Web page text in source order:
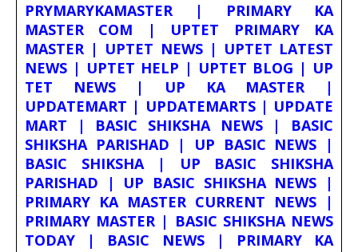
PRYMARYKAMASTER | PRIMARY KA
MASTER COM | UPTET PRIMARY KA
MASTER | UPTET NEWS | UPTET LATEST
NEWS | UPTET HELP | UPTET BLOG | UP
TET NEWS | UP KA MASTER |
UPDATEMART | UPDATEMARTS | UPDATE
MART | BASIC SHIKSHA NEWS | BASIC
SHIKSHA PARISHAD | UP BASIC NEWS |
BASIC SHIKSHA | UP BASIC SHIKSHA
PARISHAD | UP BASIC SHIKSHA NEWS |
PRIMARY KA MASTER CURRENT NEWS |
PRIMARY MASTER | BASIC SHIKSHA NEWS
TODAY | BASIC NEWS | PRIMARY KA